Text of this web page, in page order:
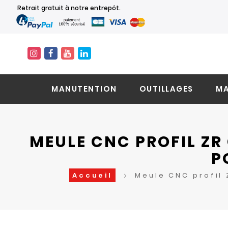
Retrait gratuit à notre entrepôt.
MANUTENTION OUTILLAGES
MEULE CNC PROFIL
Accueil Meule CNC